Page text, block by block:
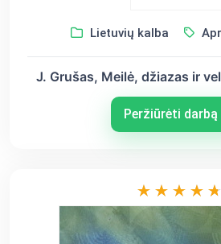
Lietuvių kalba
J. Grušas, Meilė, džiazas ir
Peržiūrėti darbą